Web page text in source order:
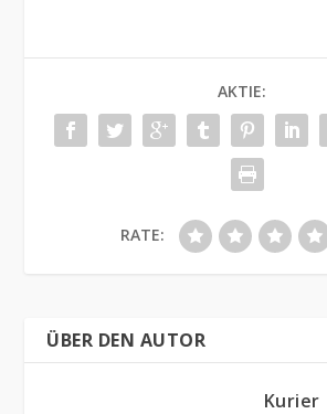
AKTIE:
RATE:
ÜBER DEN AUTOR
Kurier